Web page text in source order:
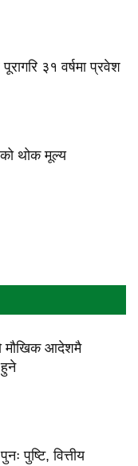
३१ वर्षमा प्रवेश
थोक मूल्य
माैखिक आदेशमै
पुष्टि, वित्तीय